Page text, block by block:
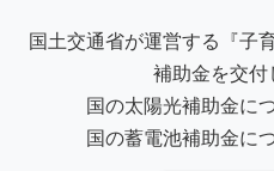
国土交通省が運営する『子
補助金を交付
国の太陽光補助金に
国の蓄電池補助金に